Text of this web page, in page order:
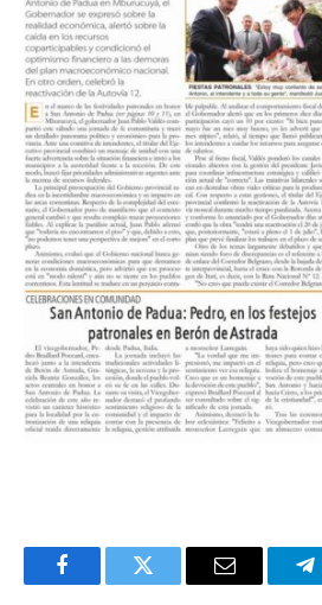
FacebookTwitter Email